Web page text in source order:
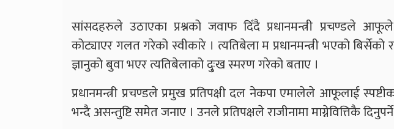
सांसदहरुले उठाएका प्रश्नको जवाफ दिँदै प्रधानमन्त्री प्रचण्डले
कोट्याएर गलत गरेको स्वीकारे । त्यतिबेला म प्रधानमन्त्री भएको बिर्सेको
ज्ञानुको बुवा भएर त्यतिबेलाको दु्ःख स्मरण गरेको बताए ।
प्रधानमन्त्री प्रचण्डले प्रमुख प्रतिपक्षी दल नेकपा एमालेले आफूलाई
भन्दै असन्तुष्टि समेत जनाए । उनले प्रतिपक्षले राजीनामा माग्नेवित्तिकै दिनुपर्ने